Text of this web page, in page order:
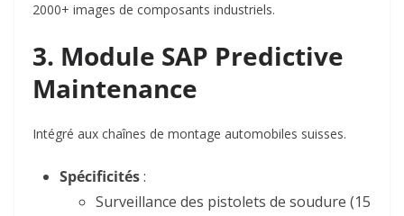
2000+ images de composants industriels.
3. Module SAP Predictive
Maintenance
Intégré aux chaînes de montage automobiles suisses.
Spécificités:
Surveillance des pistolets de soudure (15